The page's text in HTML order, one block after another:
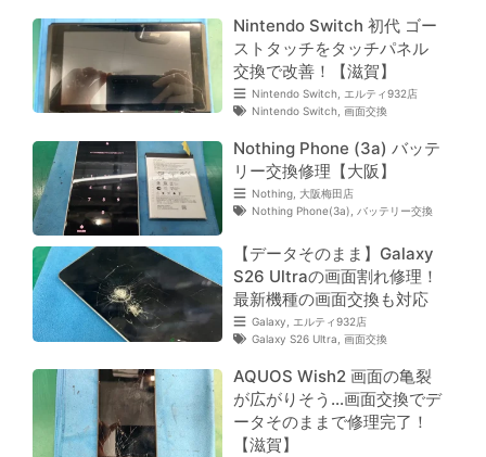
Nintendo Switch
エルティ932店
Nintendo Switch 画面交換
Nintendo Switch 初代 ゴー
ストタッチをタッチパネル
交換で改善！【滋賀】
Nothing, 大阪梅田店
Nothing Phone(3a)
バッテリー交換
Nothing Phone (3a) バッテ
リー交換修理【大阪】
Galaxy
エルティ932店
Galaxy S26 Ultra 画面交換
【データそのまま】Galaxy
S26 Ultraの画面割れ修理！
最新機種の画面交換も対応
AQUOS Wish2 画面の亀裂
が広がりそう…画面交換でデ
ータそのままで修理完了！
【滋賀】